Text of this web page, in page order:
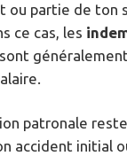
ou partie de ton
ce cas, les
sont
patronale reste
accident initial